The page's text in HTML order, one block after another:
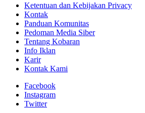
Ketentuan dan Kebijakan Privacy
Kontak
Panduan Komunitas
Pedoman Media Siber
Tentang Kobaran
Info Iklan
Karir
Kontak Kami
Facebook
Instagram
Twitter